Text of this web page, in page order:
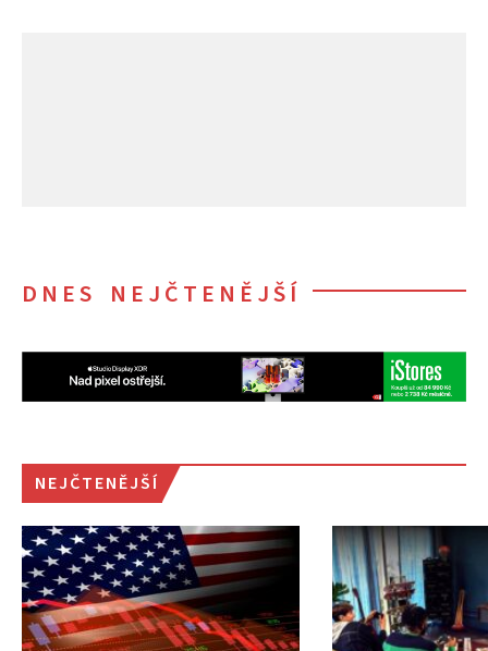
DNES NEJČTENĚJŠÍ
NEJČTENĚJŠÍ